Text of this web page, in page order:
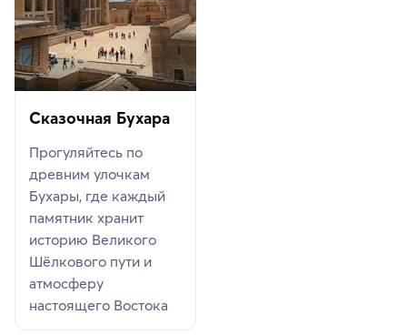
Сказочная Бухара
Прогуляйтесь по
древним улочкам
Бухары, где каждый
памятник хранит
историю Великого
Шёлкового пути и
атмосферу
настоящего Востока